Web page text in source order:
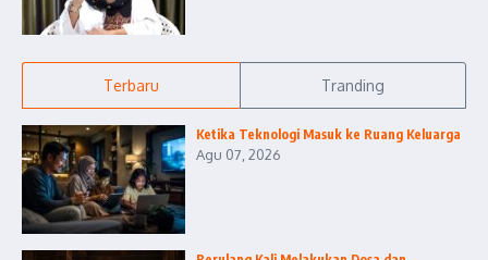
Terbaru Tranding
Ketika Teknologi Masuk ke Ruang Keluarga
Agu 07, 2026